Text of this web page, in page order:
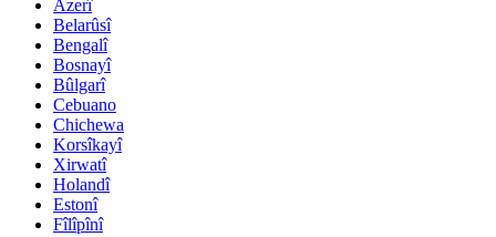
Azerî
Belarûsî
Bengalî
Bosnayî
Bûlgarî
Cebuano
Chichewa
Korsîkayî
Xirwatî
Holandî
Estonî
Fîlîpînî